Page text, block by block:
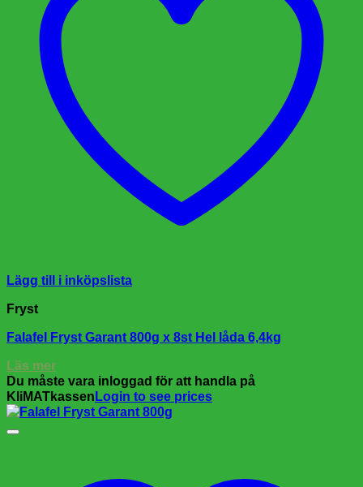
Lägg till i inköpslista
Fryst
Falafel Fryst Garant 800g x 8st Hel låda 6,4kg
Läs mer
Du måste vara inloggad för att handla på
KliMATkassen Login to see prices